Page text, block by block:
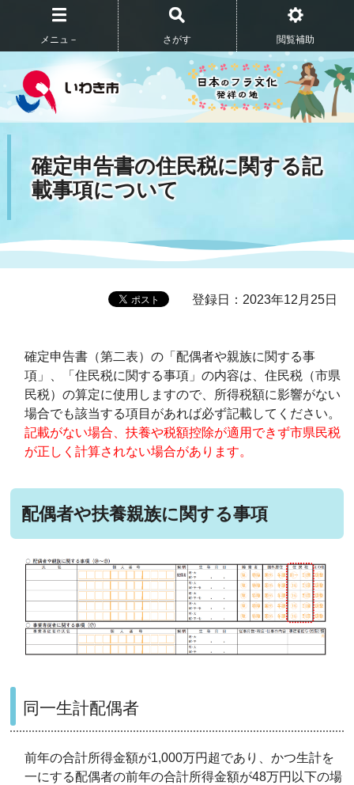
メニュ－ さがす 閲覧補助
確定申告書の住民税に関する記
載事項について
登録日：2023年12月25日
確定申告書（第二表）の「配偶者や親族に関する事
項」、「住民税に関する事項」の内容は、住民税（市県
民税）の算定に使用しますので、所得税額に影響がない
場合でも該当する項目があれば必ず記載してください。
記載がない場合、扶養や税額控除が適用できず市県民税
が正しく計算されない場合があります。
配偶者や扶養親族に関する事項
同一生計配偶者
前年の合計所得金額が1,000万円超であり、かつ生計を
一にする配偶者の前年の合計所得金額が48万円以下の場